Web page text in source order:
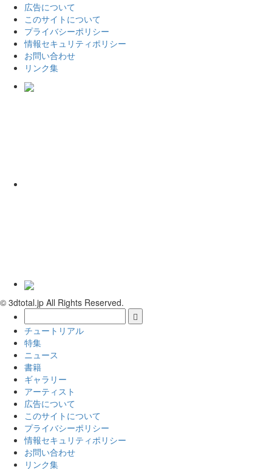
広告について
このサイトについて
プライバシーポリシー
情報セキュリティポリシー
お問い合わせ
リンク集
© 3dtotal.jp All Rights Reserved.
チュートリアル
特集
ニュース
書籍
ギャラリー
アーティスト
広告について
このサイトについて
プライバシーポリシー
情報セキュリティポリシー
お問い合わせ
リンク集